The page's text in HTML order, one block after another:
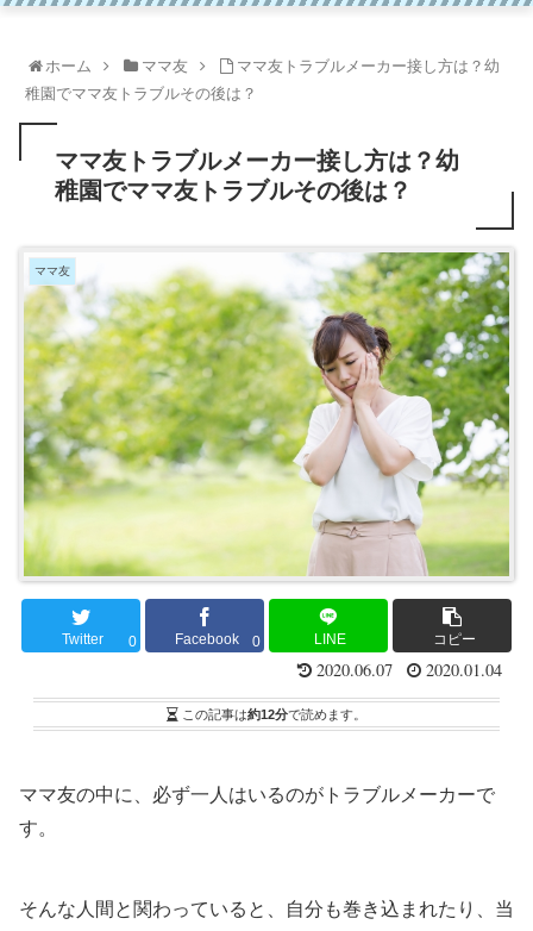
ホーム ママ友
ママ友トラブルメーカー接し方は？幼
稚園でママ友トラブルその後は？
ママ友トラブルメーカー接し方は？幼
稚園でママ友トラブルその後は？
ママ友
Twitter 0 Facebook 0 LINE コピー
2020.06.07 2020.01.04
この記事は約12分で読めます。
ママ友の中に、必ず一人はいるのがトラブルメーカーで
す。
そんな人間と関わっていると、自分も巻き込まれたり、当